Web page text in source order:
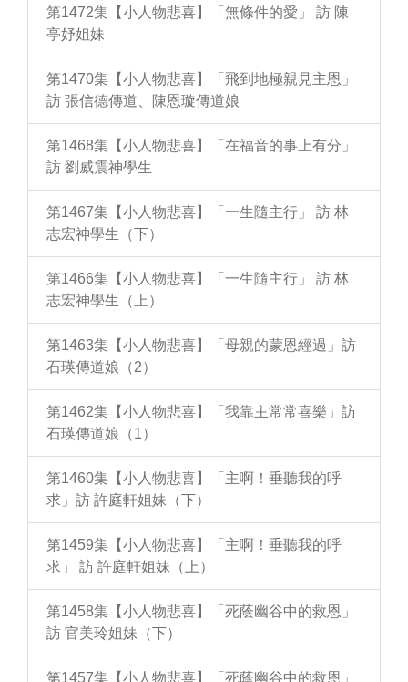
第1472集【小人物悲喜】「無條件的愛」 訪 陳
亭妤姐妹
第1470集【小人物悲喜】「飛到地極親見主恩」
訪 張信德傳道、陳恩璇傳道娘
第1468集【小人物悲喜】「在福音的事上有分」
訪 劉威震神學生
第1467集【小人物悲喜】「一生隨主行」 訪 林
志宏神學生（下）
第1466集【小人物悲喜】「一生隨主行」 訪 林
志宏神學生（上）
第1463集【小人物悲喜】「母親的蒙恩經過」訪
石瑛傳道娘（2）
第1462集【小人物悲喜】「我靠主常常喜樂」訪
石瑛傳道娘（1）
第1460集【小人物悲喜】「主啊！垂聽我的呼
求」訪 許庭軒姐妹（下）
第1459集【小人物悲喜】「主啊！垂聽我的呼
求」 訪 許庭軒姐妹（上）
第1458集【小人物悲喜】「死蔭幽谷中的救恩」
訪 官美玲姐妹（下）
第1457集【小人物悲喜】「死蔭幽谷中的救恩」